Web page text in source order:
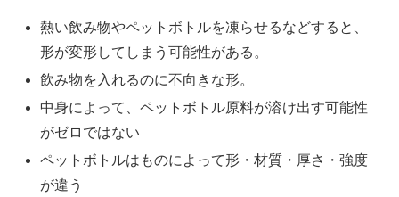
熱い飲み物やペットボトルを凍らせるなどすると、
形が変形してしまう可能性がある。
飲み物を入れるのに不向きな形。
中身によって、ペットボトル原料が溶け出す可能性
がゼロではない
ペットボトルはものによって形・材質・厚さ・強度
が違う